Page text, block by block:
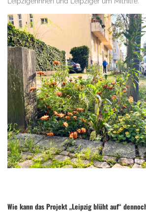
Wie kann das Projekt „Leipzig blüht auf“